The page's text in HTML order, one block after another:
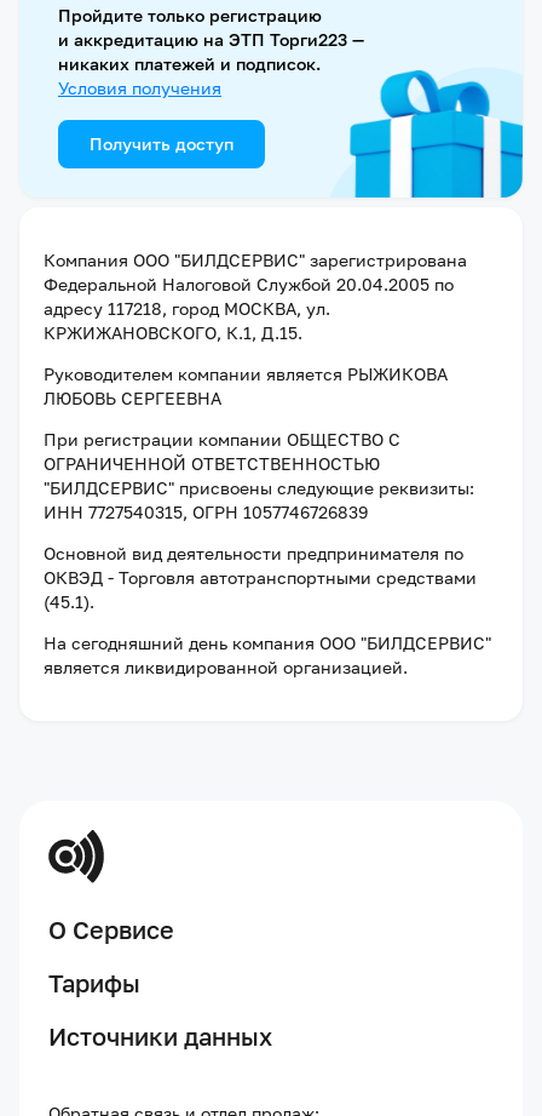
Пройдите только регистрацию
и аккредитацию на ЭТП Торги223 —
никаких платежей и подписок.
Условия получения
Получить доступ
Компания ООО "БИЛДСЕРВИС" зарегистрирована
Федеральной Налоговой Службой 20.04.2005 по
адресу 117218, город МОСКВА, ул.
КРЖИЖАНОВСКОГО, К.1, Д.15.
Руководителем компании является РЫЖИКОВА
ЛЮБОВЬ СЕРГЕЕВНА
При регистрации компании ОБЩЕСТВО С
ОГРАНИЧЕННОЙ ОТВЕТСТВЕННОСТЬЮ
"БИЛДСЕРВИС" присвоены следующие реквизиты:
ИНН 7727540315, ОГРН 1057746726839
Основной вид деятельности предпринимателя по
ОКВЭД - Торговля автотранспортными средствами
(45.1).
На сегодняшний день компания ООО "БИЛДСЕРВИС"
является ликвидированной организацией.
О Сервисе
Тарифы
Источники данных